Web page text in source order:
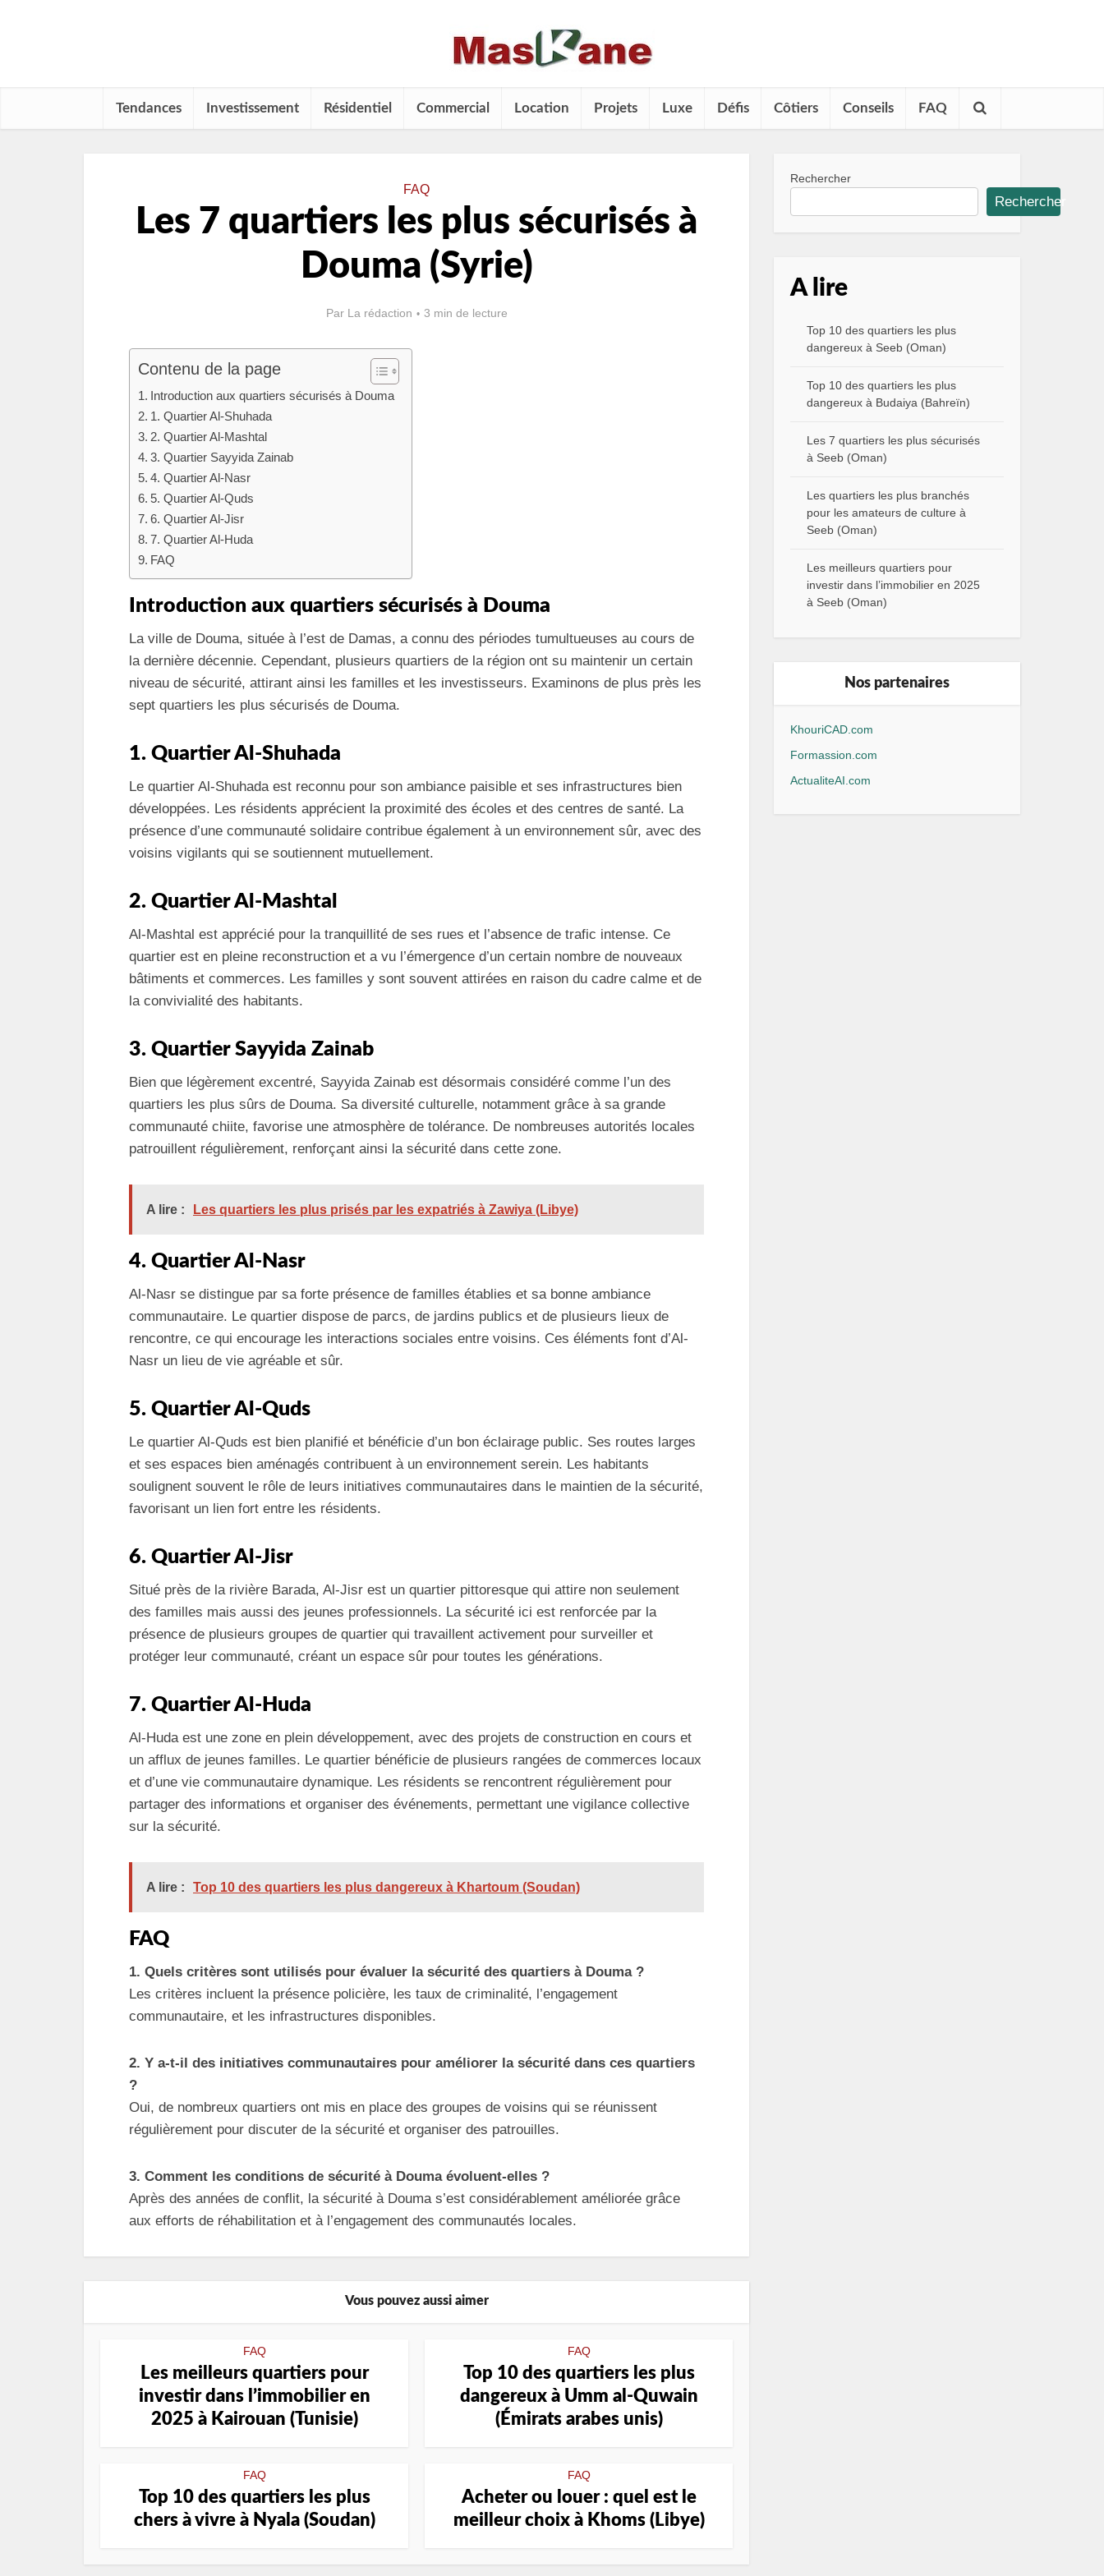
Tendances Investissement Résidentiel Commercial Location Projets Luxe Défis Côtiers Conseils FAQ
FAQ
Les 7 quartiers les plus sécurisés à
Douma (Syrie)
Par La rédaction 3 min de lecture
Contenu de la page
Introduction aux quartiers sécurisés à Douma
1. Quartier Al-Shuhada
2. Quartier Al-Mashtal
3. Quartier Sayyida Zainab
4. Quartier Al-Nasr
5. Quartier Al-Quds
6. Quartier Al-Jisr
7. Quartier Al-Huda
FAQ
Introduction aux quartiers sécurisés à Douma
La ville de Douma, située à l’est de Damas, a connu des périodes tumultueuses au cours de
la dernière décennie. Cependant, plusieurs quartiers de la région ont su maintenir un certain
niveau de sécurité, attirant ainsi les familles et les investisseurs. Examinons de plus près les
sept quartiers les plus sécurisés de Douma.
1. Quartier Al-Shuhada
Le quartier Al-Shuhada est reconnu pour son ambiance paisible et ses infrastructures bien
développées. Les résidents apprécient la proximité des écoles et des centres de santé. La
présence d’une communauté solidaire contribue également à un environnement sûr, avec des
voisins vigilants qui se soutiennent mutuellement.
2. Quartier Al-Mashtal
Al-Mashtal est apprécié pour la tranquillité de ses rues et l’absence de trafic intense. Ce
quartier est en pleine reconstruction et a vu l’émergence d’un certain nombre de nouveaux
bâtiments et commerces. Les familles y sont souvent attirées en raison du cadre calme et de
la convivialité des habitants.
3. Quartier Sayyida Zainab
Bien que légèrement excentré, Sayyida Zainab est désormais considéré comme l’un des
quartiers les plus sûrs de Douma. Sa diversité culturelle, notamment grâce à sa grande
communauté chiite, favorise une atmosphère de tolérance. De nombreuses autorités locales
patrouillent régulièrement, renforçant ainsi la sécurité dans cette zone.
A lire : Les quartiers les plus prisés par les expatriés à Zawiya (Libye)
4. Quartier Al-Nasr
Al-Nasr se distingue par sa forte présence de familles établies et sa bonne ambiance
communautaire. Le quartier dispose de parcs, de jardins publics et de plusieurs lieux de
rencontre, ce qui encourage les interactions sociales entre voisins. Ces éléments font d’Al-
Nasr un lieu de vie agréable et sûr.
5. Quartier Al-Quds
Le quartier Al-Quds est bien planifié et bénéficie d’un bon éclairage public. Ses routes larges
et ses espaces bien aménagés contribuent à un environnement serein. Les habitants
soulignent souvent le rôle de leurs initiatives communautaires dans le maintien de la sécurité,
favorisant un lien fort entre les résidents.
6. Quartier Al-Jisr
Situé près de la rivière Barada, Al-Jisr est un quartier pittoresque qui attire non seulement
des familles mais aussi des jeunes professionnels. La sécurité ici est renforcée par la
présence de plusieurs groupes de quartier qui travaillent activement pour surveiller et
protéger leur communauté, créant un espace sûr pour toutes les générations.
7. Quartier Al-Huda
Al-Huda est une zone en plein développement, avec des projets de construction en cours et
un afflux de jeunes familles. Le quartier bénéficie de plusieurs rangées de commerces locaux
et d’une vie communautaire dynamique. Les résidents se rencontrent régulièrement pour
partager des informations et organiser des événements, permettant une vigilance collective
sur la sécurité.
A lire : Top 10 des quartiers les plus dangereux à Khartoum (Soudan)
FAQ
1. Quels critères sont utilisés pour évaluer la sécurité des quartiers à Douma ?
Les critères incluent la présence policière, les taux de criminalité, l’engagement
communautaire, et les infrastructures disponibles.
2. Y a-t-il des initiatives communautaires pour améliorer la sécurité dans ces quartiers
?
Oui, de nombreux quartiers ont mis en place des groupes de voisins qui se réunissent
régulièrement pour discuter de la sécurité et organiser des patrouilles.
3. Comment les conditions de sécurité à Douma évoluent-elles ?
Après des années de conflit, la sécurité à Douma s’est considérablement améliorée grâce
aux efforts de réhabilitation et à l’engagement des communautés locales.
Vous pouvez aussi aimer
FAQ
Les meilleurs quartiers pour
investir dans l’immobilier en
2025 à Kairouan (Tunisie)
FAQ
Top 10 des quartiers les plus
dangereux à Umm al-Quwain
(Émirats arabes unis)
FAQ
Top 10 des quartiers les plus
chers à vivre à Nyala (Soudan)
FAQ
Acheter ou louer : quel est le
meilleur choix à Khoms (Libye)
Rechercher
Rechercher
A lire
Top 10 des quartiers les plus
dangereux à Seeb (Oman)
Top 10 des quartiers les plus
dangereux à Budaiya (Bahreïn)
Les 7 quartiers les plus sécurisés
à Seeb (Oman)
Les quartiers les plus branchés
pour les amateurs de culture à
Seeb (Oman)
Les meilleurs quartiers pour
investir dans l’immobilier en 2025
à Seeb (Oman)
Nos partenaires
KhouriCAD.com
Formassion.com
ActualiteAI.com